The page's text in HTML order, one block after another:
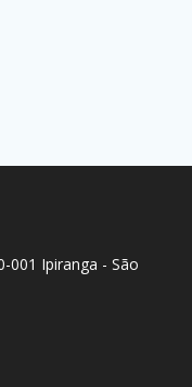
001 Ipiranga - São